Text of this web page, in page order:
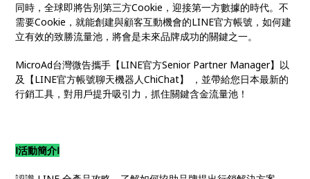
同時，全球即將告別第三方Cookie，迎接第一方數據的時代。不
需要Cookie，就能創建與顧客互動機會的LINE官方帳號，如何建
立有效的致勝流量池，將會是未來品牌成功的關鍵之一。
MicroAd台灣微告攜手【LINE官方Senior Partner Manager】以
及【LINE官方帳號聊天機器人ChiChat】 ，並帶給您日本最新的
行銷工具，對用戶提升吸引力，抓住關鍵含金流量池！
Ⅰ活動簡介Ⅰ